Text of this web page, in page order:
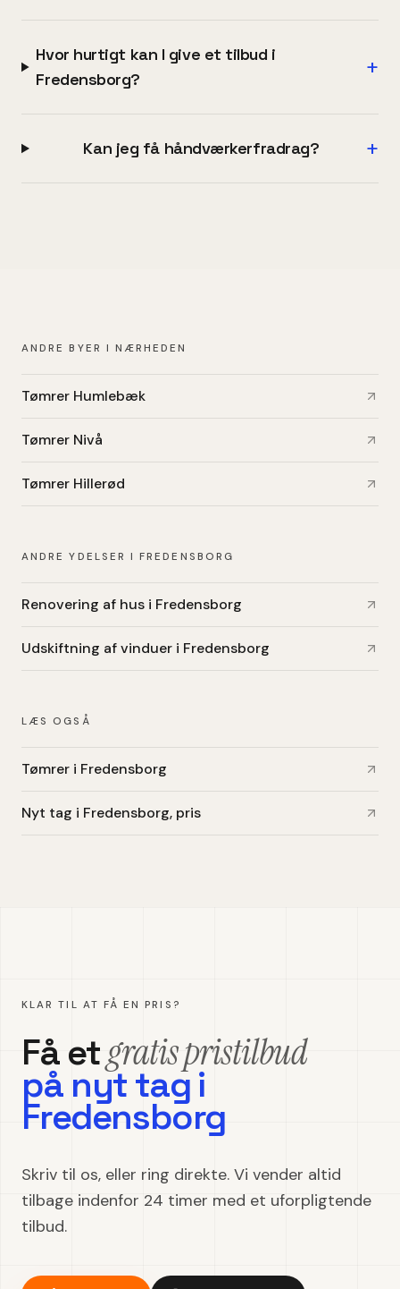
Hvor hurtigt kan I give et tilbud i
Fredensborg?
+
Kan jeg få håndværkerfradrag? +
ANDRE BYER I NÆRHEDEN
Tømrer Humlebæk
Tømrer Nivå
Tømrer Hillerød
ANDRE YDELSER I FREDENSBORG
Renovering af hus i Fredensborg
Udskiftning af vinduer i Fredensborg
LÆS OGSÅ
Tømrer i Fredensborg
Nyt tag i Fredensborg, pris
KLAR TIL AT FÅ EN PRIS?
Få etgratis pristilbud
på nyt tagi
Fredensborg
Skriv til os, eller ring direkte. Vi vender altid
tilbage indenfor 24 timer med et uforpligtende
tilbud.